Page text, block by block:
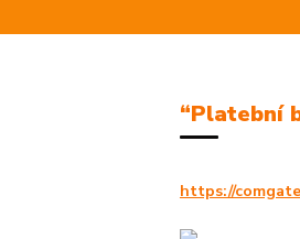
“Platební
https://